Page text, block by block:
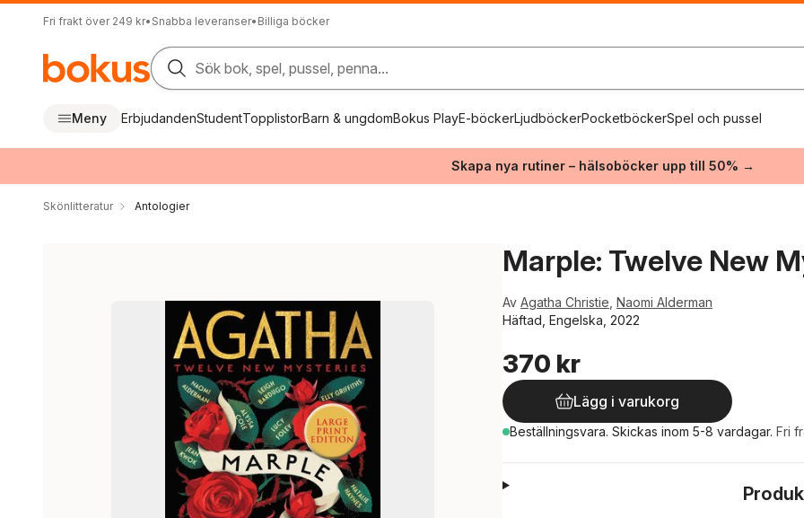
Fri frakt över 249 kr• Snabba leveranser• Billiga böcker
Sök bok, spel, pussel, penna...
Meny ErbjudandenStudentTopplistorBarn & ungdomBokus PlayE-böckerLjudböckerPocketböckerSpel och pussel
Skapa nya rutiner – hälsoböcker upp till 50% →
Skönlitteratur Antologier
Marple: Twelve New
Av Agatha Christie Naomi Alderman
Häftad, Engelska, 2022
370 kr
Lägg i varukorg
Beställningsvara. Skickas inom 5-8 vardagar. Fri